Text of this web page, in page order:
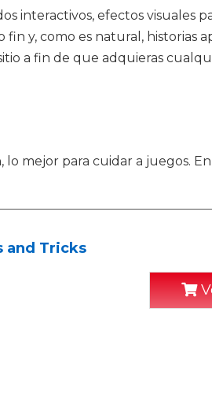
interactivos, efectos visuales
y, como es natural, historias
a fin de que adquieras
, lo mejor para cuidar a juegos.
and Tricks